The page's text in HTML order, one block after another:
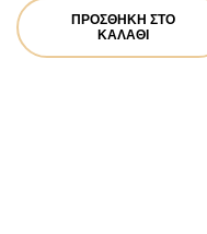
ΠΡΟΣΘΉΚΗ ΣΤΟ
ΚΑΛΆΘΙ